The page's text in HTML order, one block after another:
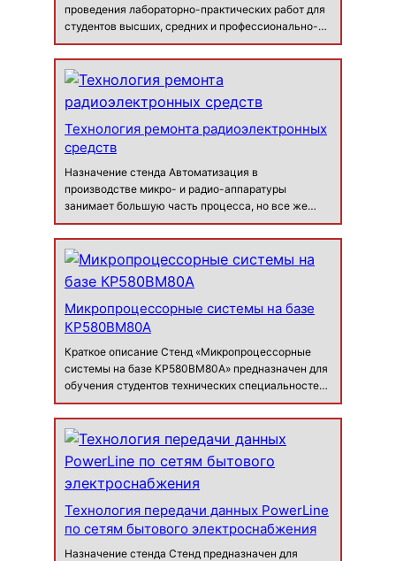
проведения лабораторно-практических работ для
студентов высших, средних и профессионально-
технических учебных заведений с целью
получения знаний, опыта и навыков работы с
различными интерфейсами периферийных
Технология ремонта радиоэлектронных
средств
Назначение стенда Автоматизация в
производстве микро- и радио-аппаратуры
занимает большую часть процесса, но все же
остаются операции, выполнить которые можно
только вручную. При этом не должны отступить на
второй план такие факторы как технологичн…
Микропроцессорные системы на базе
КР580ВМ80А
Краткое описание Стенд «Микропроцессорные
системы на базе КР580ВМ80А» предназначен для
обучения студентов технических специальностей
основам микропроцессорной техники. Основой
стенда является интегральный микропроцессор
КР580ВМ80А со всей нео…
Технология передачи данных PowerLine
по сетям бытового электроснабжения
Назначение стенда Cтенд предназначен для